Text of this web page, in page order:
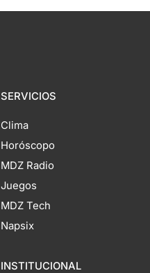
SERVICIOS
Clima
Horóscopo
MDZ Radio
Juegos
MDZ Tech
Napsix
INSTITUCIONAL